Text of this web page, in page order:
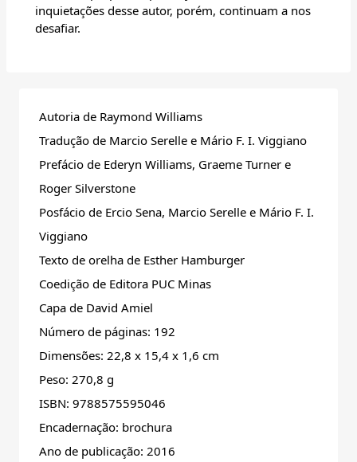
inquietações desse autor, porém, continuam a nos
desafiar.
Autoria de Raymond Williams
Tradução de Marcio Serelle e Mário F. I. Viggiano
Prefácio de Ederyn Williams, Graeme Turner e
Roger Silverstone
Posfácio de Ercio Sena, Marcio Serelle e Mário F. I.
Viggiano
Texto de orelha de Esther Hamburger
Coedição de Editora PUC Minas
Capa de David Amiel
Número de páginas: 192
Dimensões: 22,8 x 15,4 x 1,6 cm
Peso: 270,8 g
ISBN: 9788575595046
Encadernação: brochura
Ano de publicação: 2016